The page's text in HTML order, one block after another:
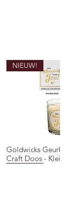
NIEUW!
Goldwicks
Craft Doos -